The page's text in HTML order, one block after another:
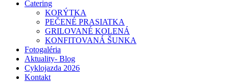
Catering
KORÝTKA
PEČENÉ PRASIATKA
GRILOVANÉ KOLENÁ
KONFITOVANÁ ŠUNKA
Fotogaléria
Aktuality- Blog
Cyklojazda 2026
Kontakt